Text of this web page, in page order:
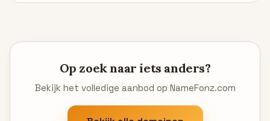
Op zoek naar iets anders?
Bekijk het volledige aanbod op NameFonz.com